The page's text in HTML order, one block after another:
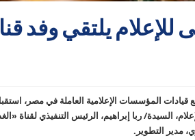
يلتقي وفد
قيادات المؤسسات الإعلامية العاملة في مصر،
السيدة/ ربا إبراهيم، الرئيس التنفيذي لقناة
مدير التطوير.